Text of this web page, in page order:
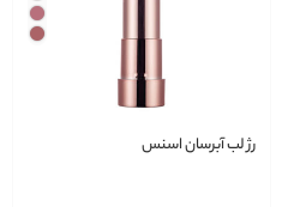
رژ لب آبرسان اسنس